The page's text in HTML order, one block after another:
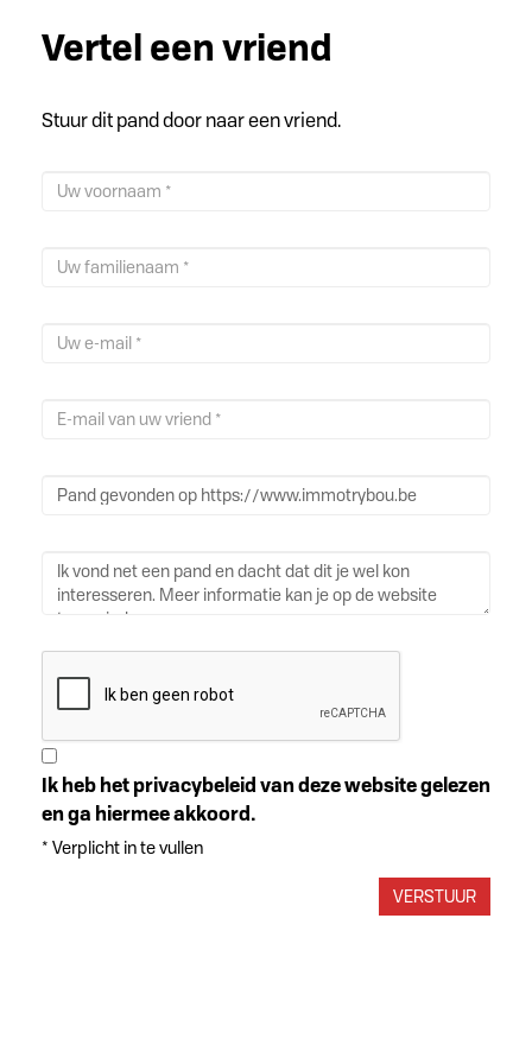
Vertel een vriend
Stuur dit pand door naar een vriend.
Ik heb het privacybeleid van deze website gelezen
en ga hiermee akkoord.
* Verplicht in te vullen